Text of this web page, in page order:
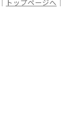
｜ トップページへ ｜